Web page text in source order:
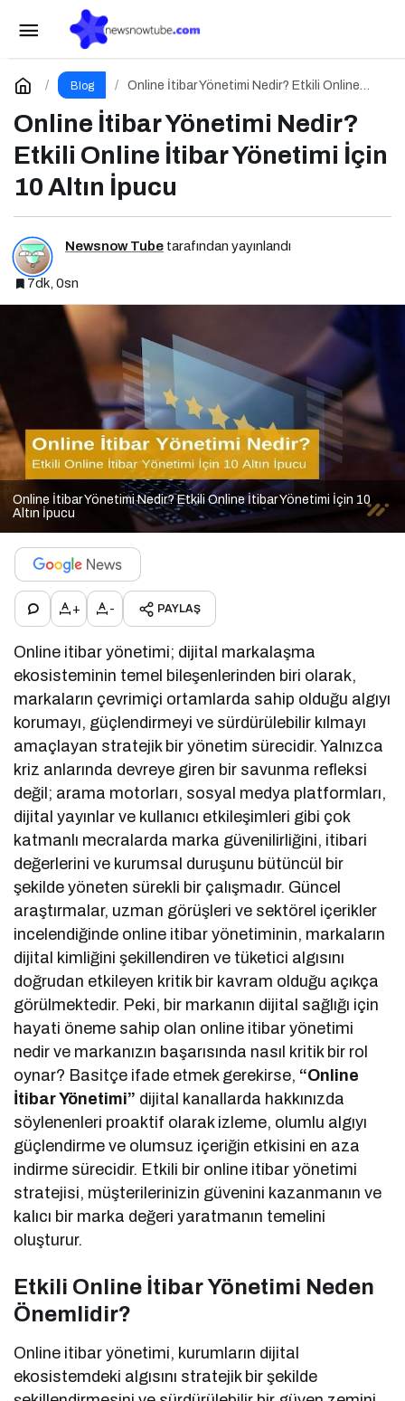
Blog
Online İtibar Yönetimi Nedir? Etkili Online
Online İtibar Yönetimi Nedir?
Etkili Online İtibar Yönetimi İçin
10 Altın İpucu
Newsnow Tube tarafından yayınlandı
7dk, 0sn
Online İtibar Yönetimi Nedir? Etkili Online İtibar Yönetimi İçin 10
Altın İpucu
+ - PAYLAŞ
Online itibar yönetimi; dijital markalaşma
ekosisteminin temel bileşenlerinden biri olarak,
markaların çevrimiçi ortamlarda sahip olduğu algıyı
korumayı, güçlendirmeyi ve sürdürülebilir kılmayı
amaçlayan stratejik bir yönetim sürecidir. Yalnızca
kriz anlarında devreye giren bir savunma refleksi
değil; arama motorları, sosyal medya platformları,
dijital yayınlar ve kullanıcı etkileşimleri gibi çok
katmanlı mecralarda marka güvenilirliğini, itibari
değerlerini ve kurumsal duruşunu bütüncül bir
şekilde yöneten sürekli bir çalışmadır. Güncel
araştırmalar, uzman görüşleri ve sektörel içerikler
incelendiğinde online itibar yönetiminin, markaların
dijital kimliğini şekillendiren ve tüketici algısını
doğrudan etkileyen kritik bir kavram olduğu açıkça
görülmektedir. Peki, bir markanın dijital sağlığı için
hayati öneme sahip olan online itibar yönetimi
nedir ve markanızın başarısında nasıl kritik bir rol
oynar? Basitçe ifade etmek gerekirse, “Online
İtibar Yönetimi” dijital kanallarda hakkınızda
söylenenleri proaktif olarak izleme, olumlu algıyı
güçlendirme ve olumsuz içeriğin etkisini en aza
indirme sürecidir. Etkili bir online itibar yönetimi
stratejisi, müşterilerinizin güvenini kazanmanın ve
kalıcı bir marka değeri yaratmanın temelini
oluşturur.
Etkili Online İtibar Yönetimi Neden
Önemlidir?
Online itibar yönetimi, kurumların dijital
ekosistemdeki algısını stratejik bir şekilde
Dijital PR Nedir? Etkili Dijital PR İçin 10 Altın
İpucuYorum Yap